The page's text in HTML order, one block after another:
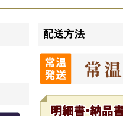
配送方法